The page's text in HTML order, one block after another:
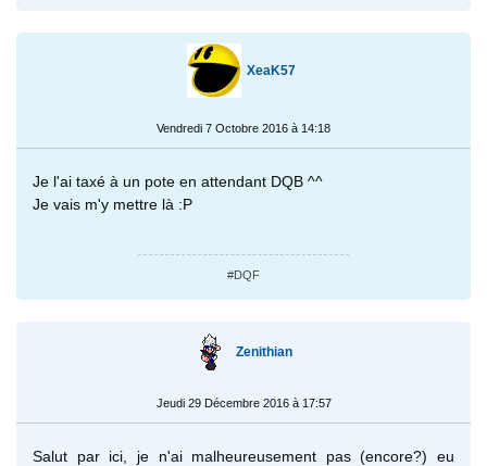
XeaK57
Vendredi 7 Octobre 2016 à 14:18
Je l'ai taxé à un pote en attendant DQB ^^
Je vais m'y mettre là :P
#DQF
Zenithian
Jeudi 29 Décembre 2016 à 17:57
Salut par ici, je n'ai malheureusement pas (encore?) eu